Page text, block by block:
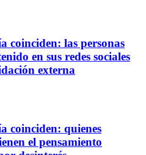
coinciden: las personas
en sus redes sociales
externa
coinciden: quienes
el pensamiento